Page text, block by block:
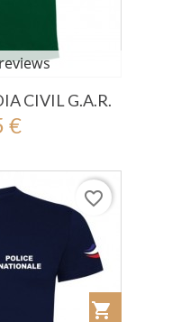
CIVIL G.A.R.
€
shopping_cart
favorite_border